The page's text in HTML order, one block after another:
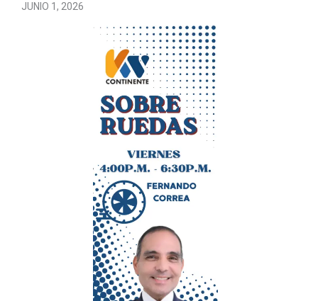
JUNIO 1, 2026